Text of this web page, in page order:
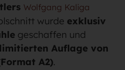
Wolfgang Kaliga
wurde exklusiv
geschaffen und
limitierten Auflage von
A2).